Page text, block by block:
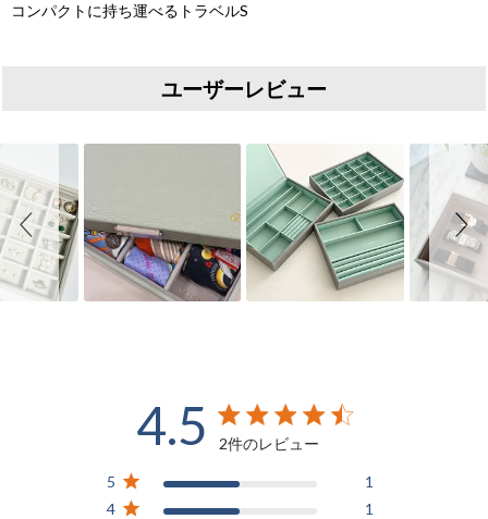
コンパクトに持ち運べるトラベルS
ユーザーレビュー
Slide controls
4.5 4.5 out of 5 stars 2 total reviews
2件のレビュー
5
1
4
1